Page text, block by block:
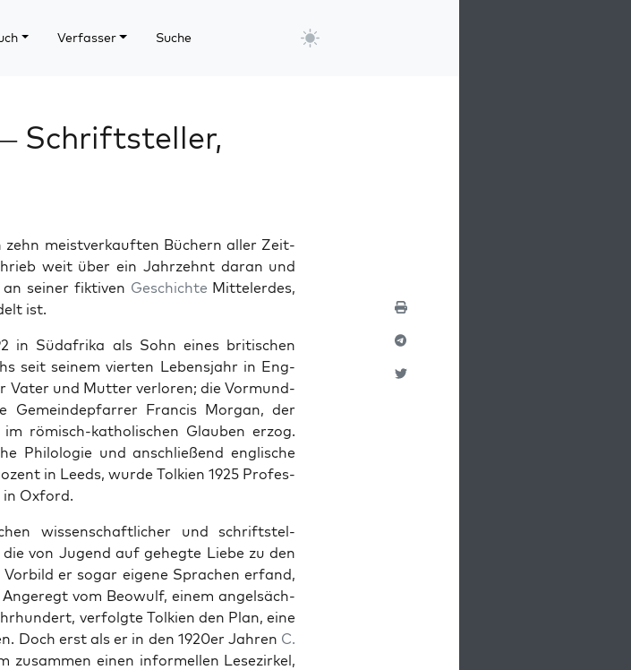
Verfasser Suche
Schriftsteller,
meistverkauften Büch­ern aller Zeit­
weit über ein Jahrzehnt daran und
sein­er fik­tiv­en Geschichte Mit­tel­erdes,
ist.
in Südafri­ka als Sohn eines britis­chen
seit seinem vierten Leben­s­jahr in Eng­
Vater und Mut­ter ver­loren; die Vor­mund­
Gemein­dep­far­rer Fran­cis Mor­gan, der
römisch-katholis­chen Glauben erzog.
Philolo­gie und anschließend englis­che
in Leeds, wurde Tolkien 1925 Pro­fes­
in Oxford.
wis­senschaftlich­er und schrift­stel­
von Jugend auf gehegte Liebe zu den
er sog­ar eigene Sprachen erfand,
Angeregt vom Beowulf, einem angel­säch­
ver­fol­gte Tolkien den Plan, eine
Doch erst als er in den 1920er Jahren C.
zusam­men einen informellen Lesezirkel,